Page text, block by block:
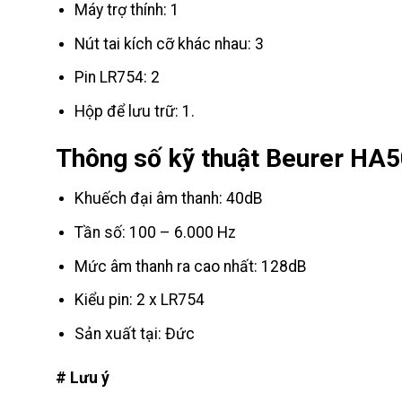
Máy trợ thính: 1
Nút tai kích cỡ khác nhau: 3
Pin LR754: 2
Hộp để lưu trữ: 1.
Thông số kỹ thuật Beurer
Khuếch đại âm thanh: 40dB
Tần số: 100 – 6.000 Hz
Mức âm thanh ra cao nhất: 128dB
Kiểu pin: 2 x LR754
Sản xuất tại: Đức
# Lưu ý